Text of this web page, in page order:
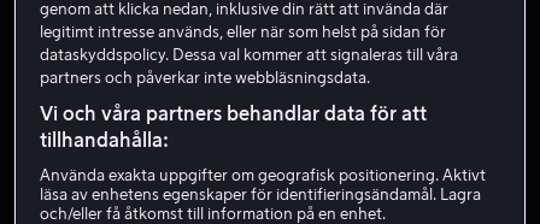
Den förste riddaren
HD
Hyr 39 kr
genom att klicka nedan, inklusive din rätt att invända där
legitimt intresse används, eller när som helst på sidan för
dataskyddspolicy. Dessa val kommer att signaleras till våra
partners och påverkar inte webbläsningsdata.
Vi och våra partners behandlar data för att
tillhandahålla:
Använda exakta uppgifter om geografisk positionering. Aktivt
läsa av enhetens egenskaper för identifieringsändamål. Lagra
och/eller få åtkomst till information på en enhet.